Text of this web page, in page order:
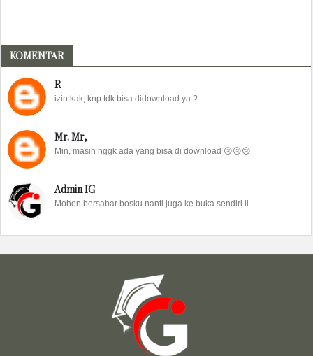
KOMENTAR
R
izin kak, knp tdk bisa didownload ya ?
Mr. Mr,
Min, masih nggk ada yang bisa di download 😢😢😢
Admin IG
Mohon bersabar bosku nanti juga ke buka sendiri li...